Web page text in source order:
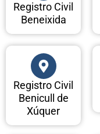
Registro Civil
Beneixida
Registro Civil
Benicull de
Xúquer